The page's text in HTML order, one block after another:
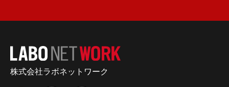
株式会社ラボネットワーク